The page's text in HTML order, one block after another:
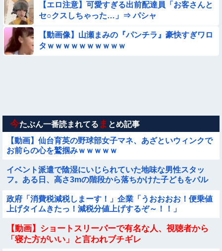
【動画】こういう貧乳の陰女と付き合えますかｗｗｗｗｗｗｗ
【画像】お前らこの超美人が整形か否か判定たのむ！！
【エロ注意】可愛すぎる出前配達員「お客さんと
セ○クスしちゃった…」⇒ パシャ
【動画像】山瀬まみの『パンチラ』豪快すぎワロ
タｗｗｗｗｗｗｗｗｗｗ
今たぶん一番読まれてる ま とめ記事
【動画】仙台育英の野球部女子マネ、あざといウィンクで
お前らの心を鷲掴みｗｗｗｗｗ
イベント派遣で陰湿にいじられていた地味な男性スタッ
フ。ある日、高さ3mの階段から落ちかけた子どもをパル
しと評価爆上げが凄まじかったｗｗ
政府「消費税減税しまーす！」企業「うおおおお！便乗値
上げタイムきたっ！減税分値上げするぞ～！！」
【動画】ショートスリーパーで有名な人、視聴者から
「寝た方がいい」と言われブチギレ